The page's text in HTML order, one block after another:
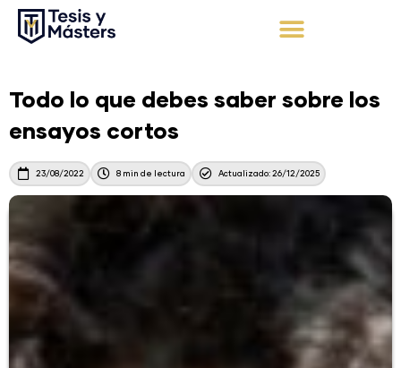
Todo lo que debes saber sobre los
ensayos cortos
23/08/2022 8 min de lectura Actualizado: 26/12/2025